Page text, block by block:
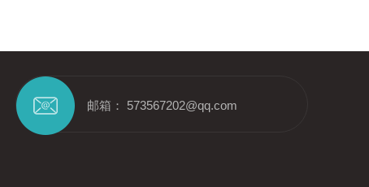
邮箱： 573567202@qq.com